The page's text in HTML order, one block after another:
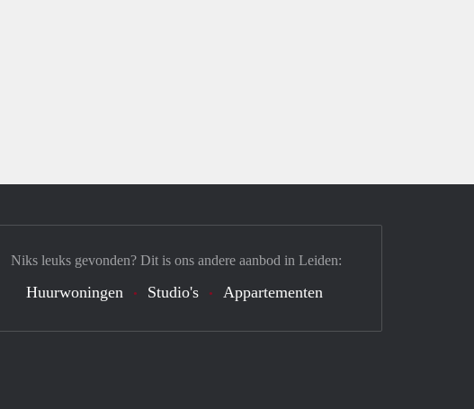
Niks leuks gevonden? Dit is ons andere aanbod in Leiden:
Huurwoningen Studio's Appartementen